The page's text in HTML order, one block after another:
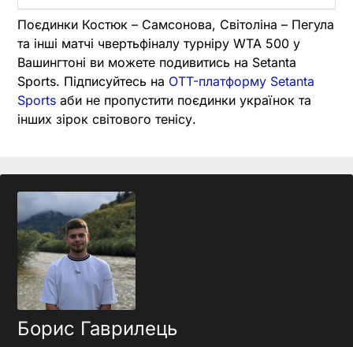
Поєдинки Костюк – Самсонова, Світоліна – Пегула
та інші матчі чвертьфіналу турніру WTA 500 у
Вашингтоні ви можете подивитись на Setanta
Sports. Підписуйтесь на OTT-платформу Setanta
Sports аби не пропустити поєдинки українок та
інших зірок світового тенісу.
Борис Гаврилець